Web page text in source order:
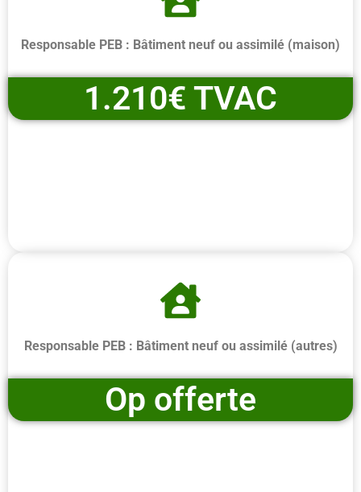
Responsable PEB : Bâtiment neuf ou assimilé (maison)
1.210€ TVAC
Responsable PEB : Bâtiment neuf ou assimilé (autres)
Op offerte